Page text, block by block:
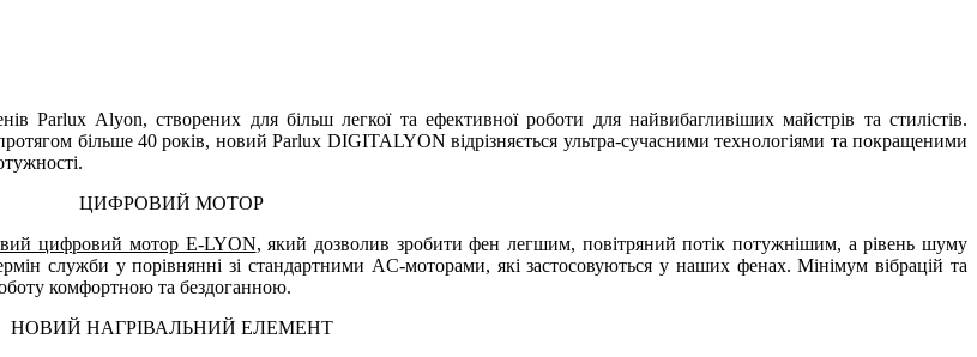
Parlux Alyon, створених для більш легкої та ефективної роботи для найвибагливіших майстрів та стилістів.
більше 40 років, новий Parlux DIGITALYON відрізняється ультра-сучасними технологіями та покращеними
ЦИФРОВИЙ МОТОР
цифровий мотор E-LYON, який дозволив зробити фен легшим, повітряний потік потужнішим, а рівень шуму
служби у порівнянні зі стандартними AC-моторами, які застосовуються у наших фенах. Мінімум вібрацій та
комфортною та бездоганною.
НОВИЙ НАГРІВАЛЬНИЙ ЕЛЕМЕНТ